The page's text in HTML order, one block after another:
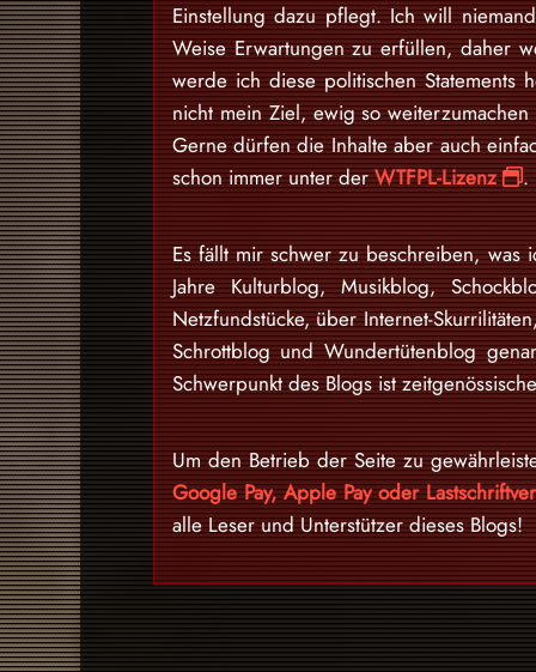
Einstellung dazu pflegt. Ich will
Weise Erwartungen zu erfüllen, daher
werde ich diese politischen Statements
nicht mein Ziel, ewig so weiterzumachen
Gerne dürfen die Inhalte aber auch
schon immer unter derWTFPL-Lizenz .
Es fällt mir schwer zu beschreiben, was
Jahre Kulturblog, Musikblog,
Netzfundstücke, über Internet-
Schrottblog und Wundertütenblog
Schwerpunkt des Blogs ist
Um den Betrieb der Seite zu
Google Pay, Apple Pay oder
alle Leser und Unterstützer dieses Blogs!